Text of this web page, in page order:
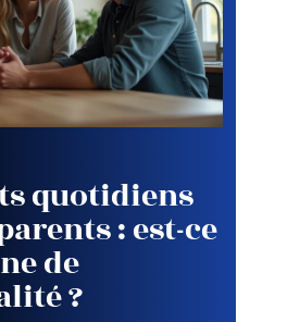
quotidiens
: est-ce
de
?